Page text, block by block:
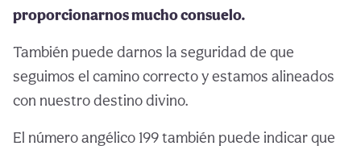
proporcionarnos mucho consuelo.
También puede darnos la seguridad de que
seguimos el camino correcto y estamos alineados
con nuestro destino divino.
El número angélico 199 también puede indicar que